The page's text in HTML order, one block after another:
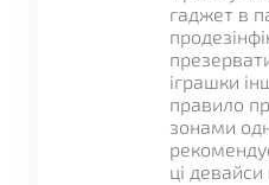
гаджет в
іграшки
правило
зонами
ці